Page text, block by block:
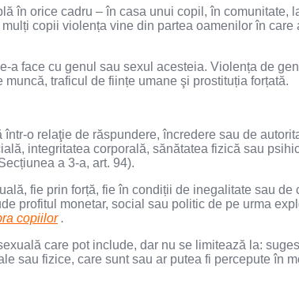
în orice cadru – în casa unui copil, în comunitate,
copii violența vine din partea oamenilor în care
a face cu genul sau sexul acesteia. Violența de
traficul de ființe umane şi prostituția forțată.
o relaţie de răspundere, încredere sau de
integritatea corporală, sănătatea fizică sau
a 3-a, art. 94).
fie prin forță, fie în condiții de inegalitate sau de
profitul monetar, social sau politic de pe urma
copiilor.
care pot include, dar nu se limitează la:
sau fizice, care sunt sau ar putea fi percepute în